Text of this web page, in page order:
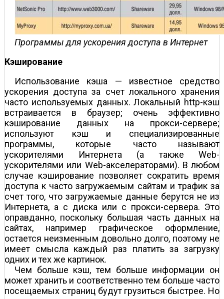
Программы для ускорения доступа в Интернет
Кэширование
Использование кэша — известное средство
ускорения доступа за счет локального хранения
часто используемых данных. Локальный http-кэш
встраивается в браузер; очень эффективно
кэширование данных на прокси-сервере;
используют кэш и специализированные
программы, которые часто называют
ускорителями Интернета (а также Web-
ускорителями или Web-акселераторами). В любом
случае кэширование позволяет сократить время
доступа к часто загружаемым сайтам и трафик за
счет того, что загружаемые данные берутся не из
Интернета, а с диска или с прокси-сервера. Это
оправданно, поскольку большая часть данных на
сайтах, например графическое оформление,
остается неизменным довольно долго, поэтому не
имеет смысла каждый раз платить за загрузку
одних и тех же картинок.
Чем больше кэш, тем больше информации он
может хранить и соответственно тем больше часто
посещаемых страниц будут грузиться быстрее. Но